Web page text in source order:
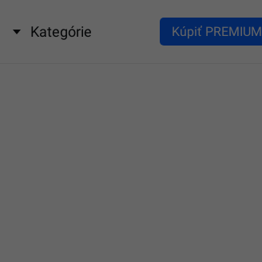
Kategórie Kúpiť PREMIUM